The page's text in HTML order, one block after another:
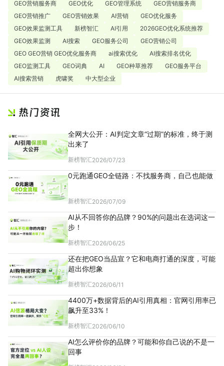
GEO营销服务商
GEO优化 GEO管理系统
GEO营销服务商
GEO营销推广
GEO营销效果 AI营销
GEO优化服务
GEO效果监测工具
新榜智汇 AI引用
2026GEO优化系统推荐
GEO效果监测
AI搜索 GEO服务公司
GEO营销公司
GEO GEO营销 GEO优化服务商
ai搜索优化
AI搜索排名优化
GEO监测工具
GEO词典 AI GEO种草推荐
GEO服务平台
AI搜索营销
虎啸奖 中大型企业
全网大公开：AI判定文章“过期”的标准，终于测
出来了
新榜智汇2026/07/23
0元跑通GEO全链路：不找服务商，自己也能做
新榜智汇2026/07/09
AI从不回答你的品牌？90%的问题出在选词这一
步！
新榜智汇2026/06/25
还在把GEO当品宣？它和电商打通的深度，可能
超出你想象
新榜智汇2026/06/11
4400万+数据背后的AI引用真相：官网引用率已
飙升至33%！
新榜智汇2026/06/10
AI怎么评价你的品牌？可能和你自己说的不是一
回事